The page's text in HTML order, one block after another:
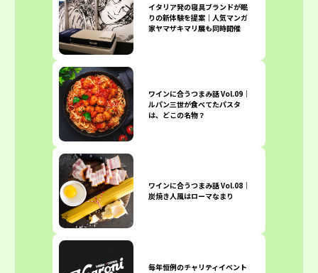
イタリア発の寝具ブランドが眠
りの新体験を提案｜人気マンガ
家ヤマザキマリ展も同時開催
ワインに合うつまみ話 Vol.09｜
ルパン三世が食べてたパスタ
は、どこの名物？
ワインに合うつまみ話 Vol.08｜
炭焼き人風はローマなまり
毎年恒例のチャリティイベント